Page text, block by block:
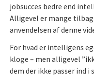
jobsucces bedre end
Alligevel er mange
anvendelsen af denne
For hvad er intelligens
kloge – men alligevel
dem der ikke passer ind